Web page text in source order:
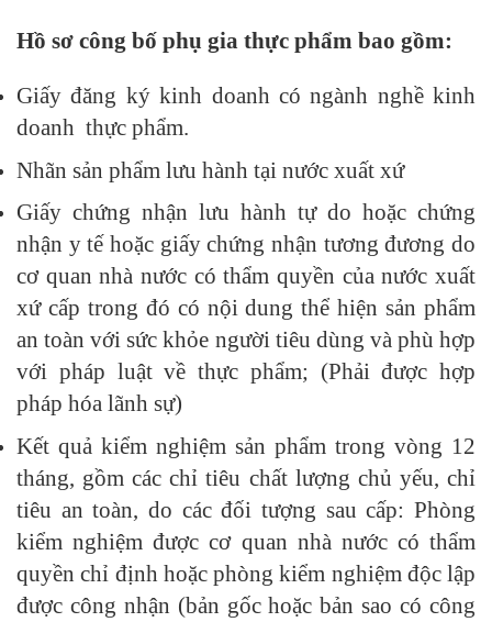
Hồ sơ công bố phụ gia thực phẩm bao gồm:
Giấy đăng ký kinh doanh có ngành nghề kinh
doanh thực phẩm.
Nhãn sản phẩm lưu hành tại nước xuất xứ
Giấy chứng nhận lưu hành tự do hoặc chứng
nhận y tế hoặc giấy chứng nhận tương đương do
cơ quan nhà nước có thẩm quyền của nước xuất
xứ cấp trong đó có nội dung thể hiện sản phẩm
an toàn với sức khỏe người tiêu dùng và phù hợp
với pháp luật về thực phẩm; (Phải được hợp
pháp hóa lãnh sự)
Kết quả kiểm nghiệm sản phẩm trong vòng 12
tháng, gồm các chỉ tiêu chất lượng chủ yếu, chỉ
tiêu an toàn, do các đối tượng sau cấp: Phòng
kiểm nghiệm được cơ quan nhà nước có thẩm
quyền chỉ định hoặc phòng kiểm nghiệm độc lập
được công nhận (bản gốc hoặc bản sao có công